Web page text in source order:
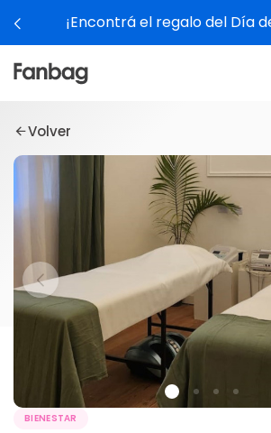
¡Encontrá el regalo del Día
Volver
BIENESTAR